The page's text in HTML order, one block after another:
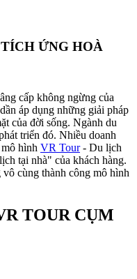
ỨNG HOÀ
cấp không ngừng của
áp dụng những giải pháp
của đời sống. Ngành du
triển đó. Nhiều doanh
hình VR Tour- Du lịch
tại nhà" của khách hàng.
cùng thành công mô hình
TOUR CỤM